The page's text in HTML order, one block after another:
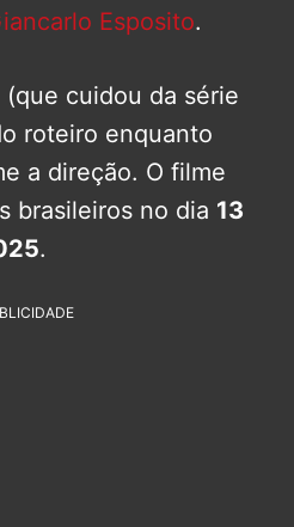
Esposito.
(que cuidou da série
roteiro enquanto
a direção. O filme
brasileiros no dia 13
.